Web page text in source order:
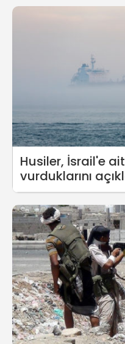
Husiler, İsrail'e
vurduklarını